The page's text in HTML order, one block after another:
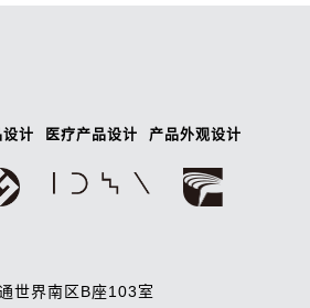
计 医疗产品设计 产品外观设计
世界南区B座103室